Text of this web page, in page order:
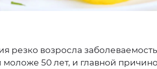
резко возросла
50 лет, и главной